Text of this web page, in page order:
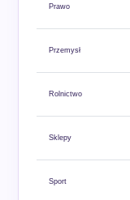
Prawo
Przemysł
Rolnictwo
Sklepy
Sport